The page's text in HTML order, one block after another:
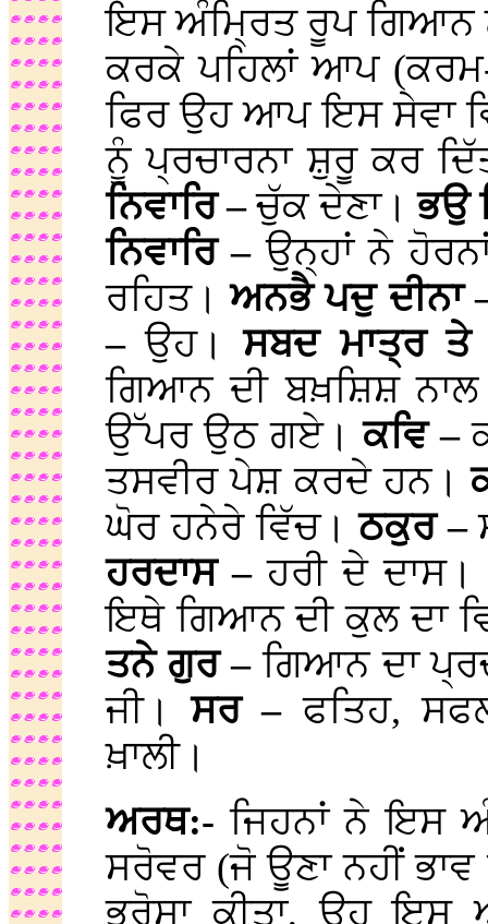
ਇਸ ਅੰਮ੍ਰਿਤ ਰੂਪ ਗਿਆਨ
ਕਰਕੇ ਪਹਿਲਾਂ ਆਪ (ਕਰਮ-
ਫਿਰ ਉਹ ਆਪ ਇਸ ਸੇਵਾ
ਨੂੰ ਪ੍ਰਚਾਰਨਾ ਸ਼ੁਰੂ ਕਰ
ਨਿਵਾਰਿ –ਚੁੱਕ ਦੇਣਾ।ਭਉ
ਨਿਵਾਰਿ –ਉਨ੍ਹਾਂ ਨੇ
ਰਹਿਤ।ਅਨਭੈ ਪਦੁ ਦੀਨਾ
–ਉਹ।ਸਬਦ ਮਾਤ੍ਰ
ਗਿਆਨ ਦੀ ਬਖ਼ਸ਼ਿਸ਼
ਉੱਪਰ ਉਠ ਗਏ।ਕਵਿ –
ਤਸਵੀਰ ਪੇਸ਼ ਕਰਦੇ ਹਨ।
ਘੋਰ ਹਨੇਰੇ ਵਿੱਚ।ਠਕੁਰ –
ਹਰਦਾਸ –ਹਰੀ ਦੇ
ਇਥੇ ਗਿਆਨ ਦੀ ਕੁਲ ਦਾ
ਤਨੇ ਗੁਰ –ਗਿਆਨ ਦਾ
ਜੀ।ਸਰ –ਫਤਿਹ,
ਖ਼ਾਲੀ।
ਅਰਥ:-ਜਿਹਨਾਂ ਨੇ ਇਸ
ਸਰੋਵਰ (ਜੋ ਊਣਾ ਨਹੀਂ
ਭਰੋਸਾ ਕੀਤਾ, ਉਹ ਇਸ